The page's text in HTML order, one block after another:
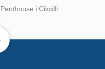
Penthouse i Cikcilli